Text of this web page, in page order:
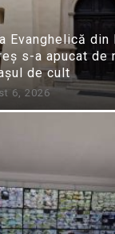
Evanghelică din
s-a apucat de
de cult
6, 2026